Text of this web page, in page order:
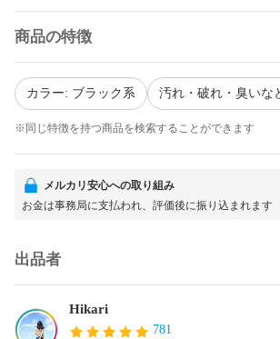
商品の特徴
カラー: ブラック系 汚れ・破れ・臭いな
※同じ特徴を持つ商品を検索することができます
メルカリ安心への取り組み
お金は事務局に支払われ、評価後に振り込まれます
出品者
Hikari
781